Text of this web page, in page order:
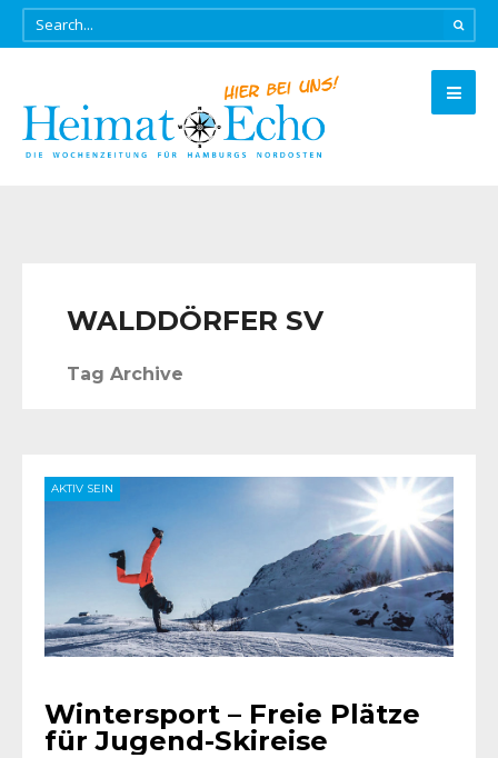
WALDDÖRFER SV
Tag Archive
AKTIV SEIN
Wintersport – Freie Plätze
für Jugend-Skireise